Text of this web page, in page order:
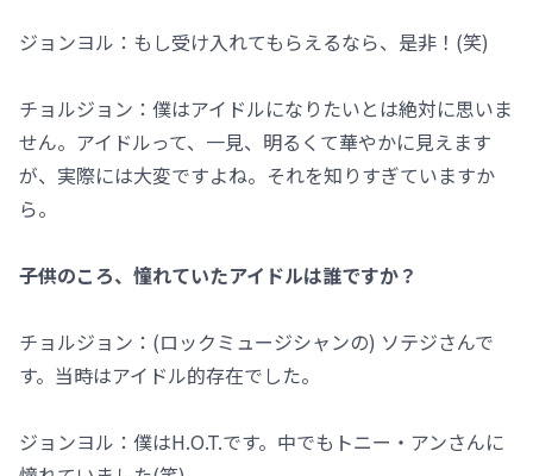
ジョンヨル：もし受け入れてもらえるなら、是非！(笑)
チョルジョン：僕はアイドルになりたいとは絶対に思いま
せん。アイドルって、一見、明るくて華やかに見えます
が、実際には大変ですよね。それを知りすぎていますか
ら。
――子供のころ、憧れていたアイドルは誰ですか？
チョルジョン：(ロックミュージシャンの) ソテジさんで
す。当時はアイドル的存在でした。
ジョンヨル：僕はH.O.T.です。中でもトニー・アンさんに